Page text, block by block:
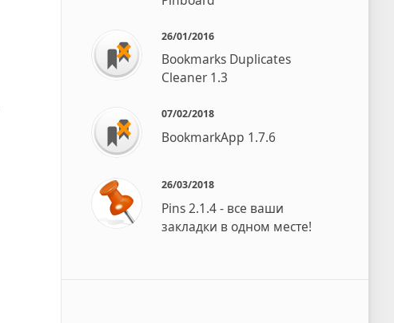
26/01/2016
Bookmarks Duplicates
Cleaner 1.3
07/02/2018
BookmarkApp 1.7.6
26/03/2018
Pins 2.1.4 - все ваши
закладки в одном месте!